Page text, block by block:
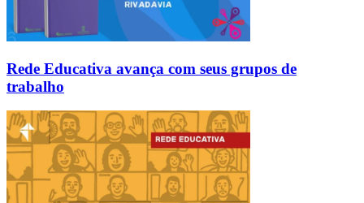
Rede Educativa avança com seus grupos de
trabalho